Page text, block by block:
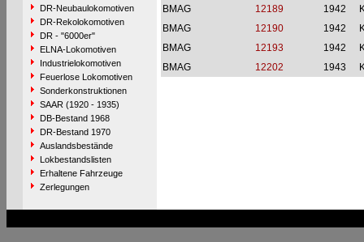
DR-Neubaulokomotiven
DR-Rekolokomotiven
DR - "6000er"
ELNA-Lokomotiven
Industrielokomotiven
Feuerlose Lokomotiven
Sonderkonstruktionen
SAAR (1920 - 1935)
DB-Bestand 1968
DR-Bestand 1970
Auslandsbestände
Lokbestandslisten
Erhaltene Fahrzeuge
Zerlegungen
BMAG
12189 1942
BMAG
12190 1942
BMAG
12193 1942
BMAG
12202 1943